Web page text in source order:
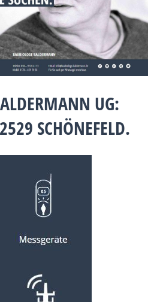
UG:
SCHÖNEFELD.